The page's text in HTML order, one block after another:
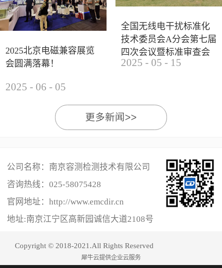
2025北京电磁兼容展览
会圆满落幕！
2025 - 06 - 05
全国无线电干扰标准化
技术委员会A分会第七届
四次会议暨标准审查会
成功举办
2025 - 05 - 15
更多新闻>>
公司名称：南京容测检测技术有限公司
咨询热线： 025-58075428
官网地址：http://www.emcdir.cn
地址:南京江宁区高新园诚信大道2108号
Copyright © 2018-2021.All Rights Reserved
犀牛云提供企业云服务